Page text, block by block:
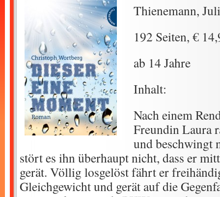
Thienemann,
192 Seiten, €
ab 14 Jahre
Inhalt:
Nach einem
Freundin Laura
und beschwingt
stört es ihn überhaupt nicht, dass er
gerät. Völlig losgelöst fährt er
Gleichgewicht und gerät auf die